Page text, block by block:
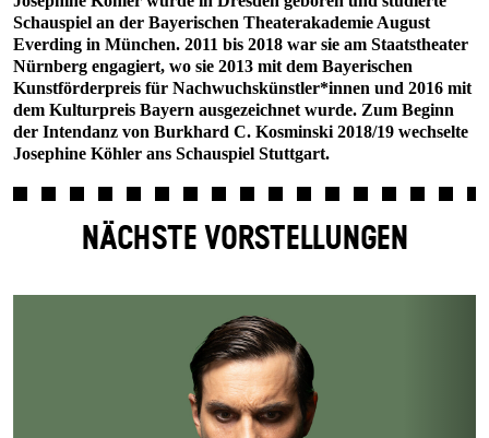
Schauspiel an der Bayerischen Theaterakademie August
Everding in München. 2011 bis 2018 war sie am Staatstheater
Nürnberg engagiert, wo sie 2013 mit dem Bayerischen
Kunstförderpreis für Nachwuchskünstler*innen und 2016 mit
dem Kulturpreis Bayern ausgezeichnet wurde. Zum Beginn
der Intendanz von Burkhard C. Kosminski 2018/19 wechselte
Josephine Köhler ans Schauspiel Stuttgart.
NÄCHSTE VORSTELLUNGEN